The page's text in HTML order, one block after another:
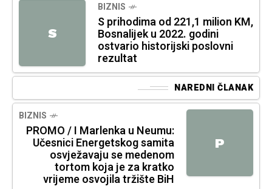
S
BIZNIS
S prihodima od 221,1 milion KM,
Bosnalijek u 2022. godini
ostvario historijski poslovni
rezultat
NAREDNI ČLANAK
P
BIZNIS
PROMO / I Marlenka u Neumu:
Učesnici Energetskog samita
osvježavaju se medenom
tortom koja je za kratko
vrijeme osvojila tržište BiH